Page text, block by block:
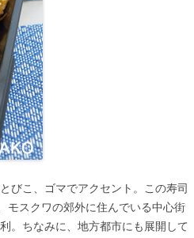
びこ、ゴマでアクセント。この寿司
モスクワの郊外に住んでいる中心街
。ちなみに、地方都市にも展開して